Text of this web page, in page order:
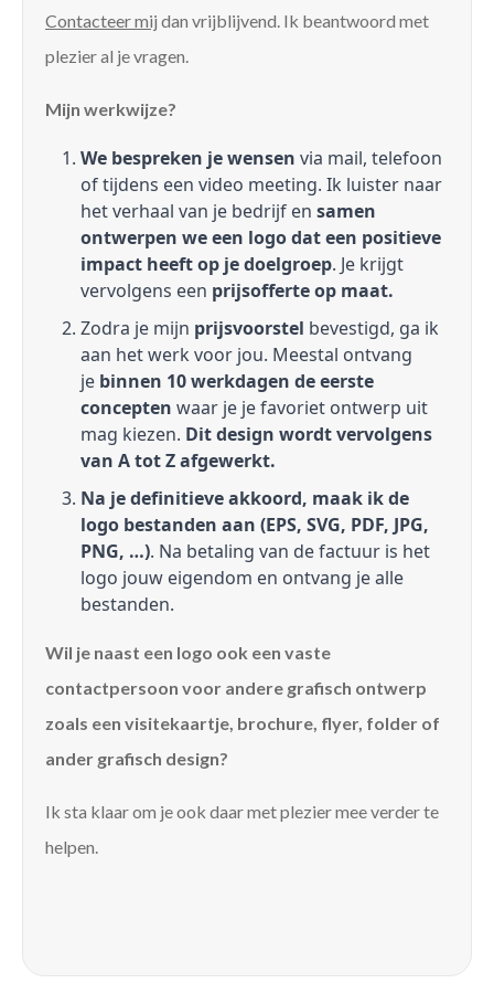
Contacteer mij dan vrijblijvend. Ik beantwoord met
plezier al je vragen.
Mijn werkwijze?
We bespreken je wensen via mail, telefoon
of tijdens een video meeting. Ik luister naar
het verhaal van je bedrijf en samen
ontwerpen we een logo dat een positieve
impact heeft op je doelgroep. Je krijgt
vervolgens een prijsofferte op maat.
Zodra je mijn prijsvoorstel bevestigd, ga ik
aan het werk voor jou. Meestal ontvang
je binnen 10 werkdagen de eerste
concepten waar je je favoriet ontwerp uit
mag kiezen. Dit design wordt vervolgens
van A tot Z afgewerkt.
Na je definitieve akkoord, maak ik de
logo bestanden aan (EPS, SVG, PDF, JPG,
PNG, …). Na betaling van de factuur is het
logo jouw eigendom en ontvang je alle
bestanden.
Wil je naast een logo ook een vaste
contactpersoon voor andere grafisch ontwerp
zoals een visitekaartje, brochure, flyer, folder of
ander grafisch design?
Ik sta klaar om je ook daar met plezier mee verder te
helpen.